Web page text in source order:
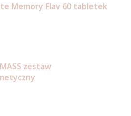
Memory Flav 60 tabletek
zestaw